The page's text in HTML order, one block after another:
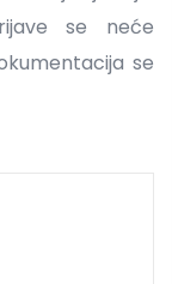
se neće
se